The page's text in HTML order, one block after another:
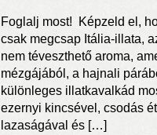
Foglalj most! Képzeld el,
csak megcsap Itália-illata,
nem téveszthető aroma,
mézgájából, a hajnali
különleges illatkavalkád
ezernyi kincsével, csodás
lazaságával és […]